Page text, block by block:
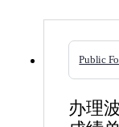
Public
办理